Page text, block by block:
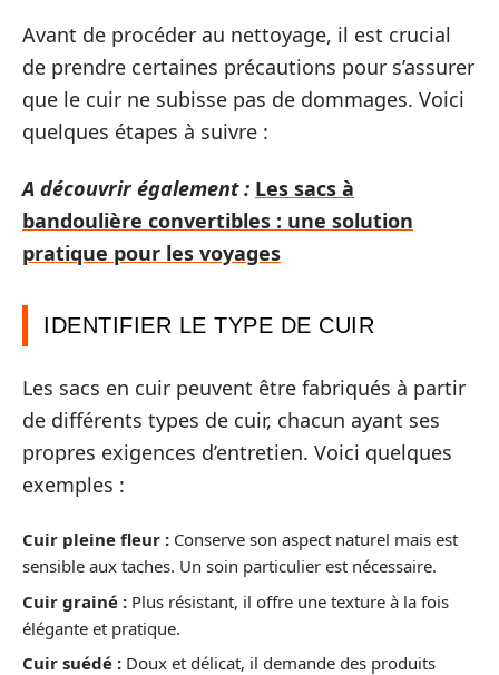
Avant de procéder au nettoyage, il est crucial
de prendre certaines précautions pour s’assurer
que le cuir ne subisse pas de dommages. Voici
quelques étapes à suivre :
A découvrir également : Les sacs à
bandoulière convertibles : une solution
pratique pour les voyages
IDENTIFIER LE TYPE DE CUIR
Les sacs en cuir peuvent être fabriqués à partir
de différents types de cuir, chacun ayant ses
propres exigences d’entretien. Voici quelques
exemples :
Cuir pleine fleur : Conserve son aspect naturel mais est
sensible aux taches. Un soin particulier est nécessaire.
Cuir grainé : Plus résistant, il offre une texture à la fois
élégante et pratique.
Cuir suédé : Doux et délicat, il demande des produits